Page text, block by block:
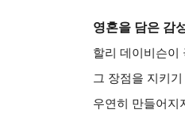
영혼을 담은 감
할리 데이비슨이
그 장점을 지키
우연히 만들어지